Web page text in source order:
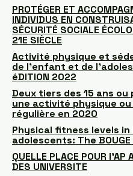
PROTÉGER ET
INDIVIDUS EN
SÉCURITÉ SOCIALE
21E SIÈCLE
Activité physique et
de l’enfant et de
éDITION 2022
Deux tiers des 15 ans ou
une activité physique
régulière en 2020
Physical fitness levels in
adolescents: The
QUELLE PLACE POUR l'AP
DES UNIVERSITE